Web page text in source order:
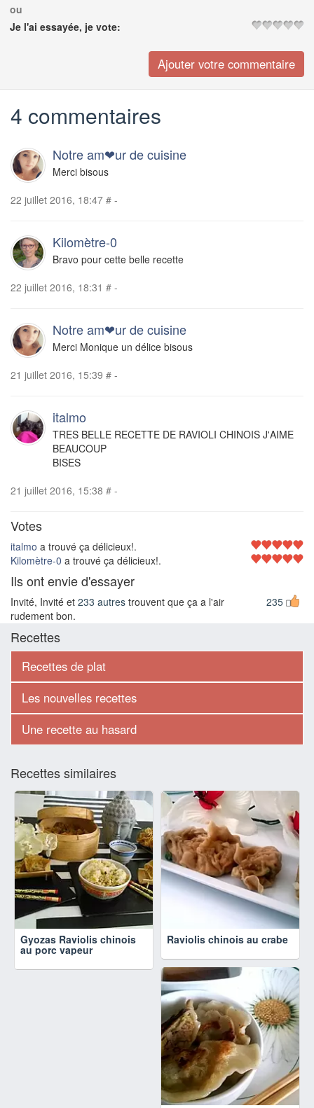
ou
Je l'ai essayée, je vote:
4 commentaires
Notre am❤ur de cuisine
Merci bisous
22 juillet 2016, 18:47 # -
Kilomètre-0
Bravo pour cette belle recette
22 juillet 2016, 18:31 # -
Notre am❤ur de cuisine
Merci Monique un délice bisous
21 juillet 2016, 15:39 # -
italmo
TRES BELLE RECETTE DE RAVIOLI CHINOIS J'AIME
BEAUCOUP
BISES
21 juillet 2016, 15:38 # -
Votes
italmo a trouvé ça délicieux!.
Kilomètre-0 a trouvé ça délicieux!.
Ils ont envie d'essayer
235
Invité, Invité et 233 autres trouvent que ça a l'air
rudement bon.
Recettes
Recettes de plat
Les nouvelles recettes
Une recette au hasard
Recettes similaires
Gyozas Raviolis chinois
au porc vapeur
Raviolis chinois au crabe